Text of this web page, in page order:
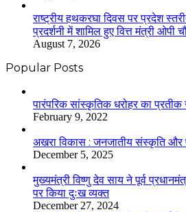
राष्ट्रीय हथकरघा दिवस पर प्रदेश
प्रदर्शनी में शामिल हुए वित्त मंत्री ओपी
August 7, 2026
Popular Posts
​​​​​​​पारंपरिक सांस्कृतिक धरोहर का प्रतीक
February 9, 2022
अखरा विकास : जनजातीय संस्कृति और
December 5, 2025
मुख्यमंत्री विष्णु देव साय ने पूर्व
पर किया दुःख व्यक्त
December 27, 2024